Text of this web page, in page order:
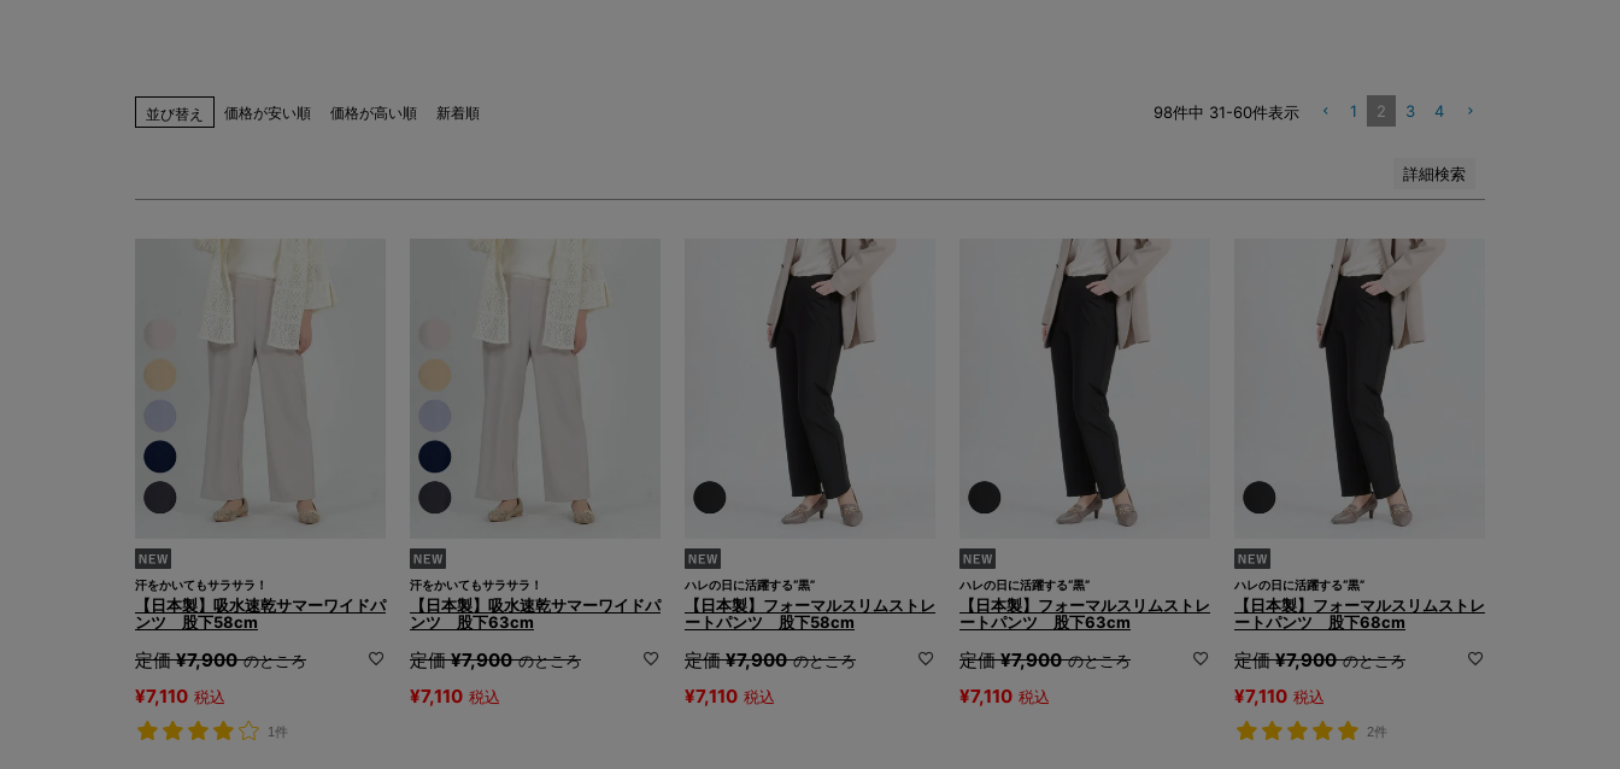
並び替え 価格が安い順 価格が高い順 新着順 98件中 31-60件表示 1 2 3 4
詳細検索
汗をかいてもサラサラ！
【日本製】吸水速乾サマーワイドパ
ンツ 股下58cm
定価 ¥7,900 のところ
¥7,110 税込
1件
汗をかいてもサラサラ！
【日本製】吸水速乾サマーワイドパ
ンツ 股下63cm
定価 ¥7,900 のところ
¥7,110 税込
ハレの日に活躍する“黒”
【日本製】フォーマルスリムストレ
ートパンツ 股下58cm
定価 ¥7,900 のところ
¥7,110 税込
ハレの日に活躍する“黒”
【日本製】フォーマルスリムストレ
ートパンツ 股下63cm
定価 ¥7,900 のところ
¥7,110 税込
ハレの日に活躍する“黒”
【日本製】フォーマルスリムストレ
ートパンツ 股下68cm
定価 ¥7,900 のところ
¥7,110 税込
2件